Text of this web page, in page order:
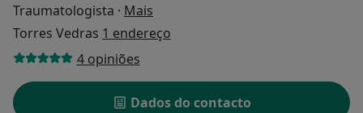
Traumatologista · Mais
Torres Vedras 1 endereço
4 opiniões
Dados do contacto